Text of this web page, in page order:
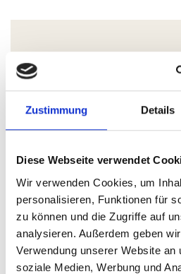
Zustimmung Details
Diese Webseite verwendet
Wir verwenden Cookies, um
personalisieren, Funktionen für
zu können und die Zugriffe auf
analysieren. Außerdem geben
Verwendung unserer Website an
soziale Medien, Werbung und